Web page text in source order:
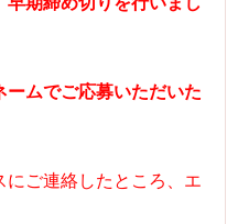
ムでご応募いただいた
ご連絡したところ、エ